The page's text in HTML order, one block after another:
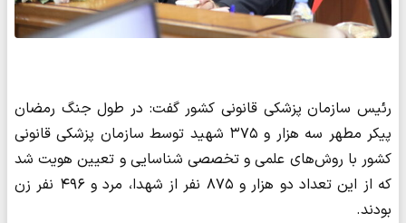
رئیس سازمان پزشکی قانونی کشور گفت: در طول جنگ رمضان
پیکر مطهر سه هزار و ۳۷۵ شهید توسط سازمان پزشکی قانونی
کشور با روش‌های علمی و تخصصی شناسایی و تعیین هویت شد
که از این تعداد دو هزار و ۸۷۵ نفر از شهدا، مرد و ۴۹۶ نفر زن
بودند.